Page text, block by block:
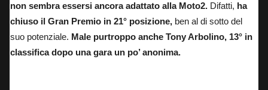
non sembra essersi ancora adattato alla Moto2. Difatti, ha
chiuso il Gran Premio in 21° posizione, ben al di sotto del
suo potenziale. Male purtroppo anche Tony Arbolino, 13° in
classifica dopo una gara un po’ anonima.